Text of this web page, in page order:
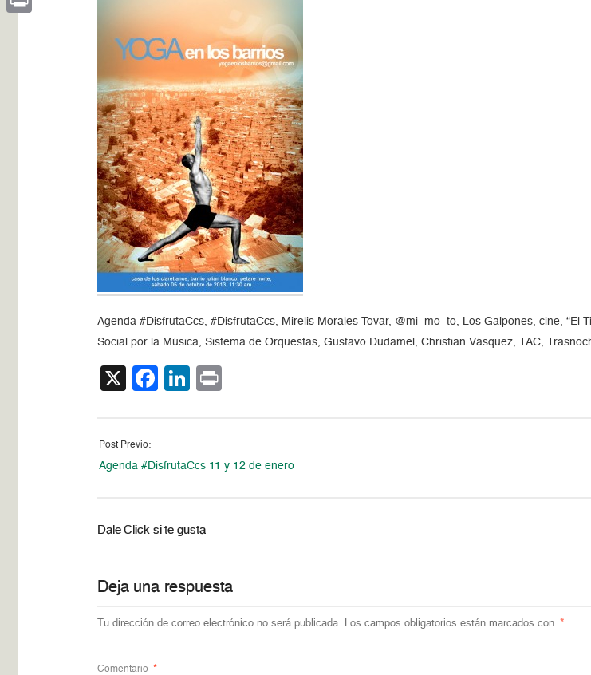
Agenda #DisfrutaCcs, #DisfrutaCcs, Mirelis Morales Tovar, @mi_mo_to, Los Galpones, cine, “El
Social por la Música, Sistema de Orquestas, Gustavo Dudamel, Christian Vásquez, TAC,
X Facebook
LinkedIn
Post Previo:
Agenda #DisfrutaCcs 11 y 12 de enero
Dale Click si te gusta
Deja una respuesta
Tu dirección de correo electrónico no será publicada. Los campos obligatorios están marcados con *
Comentario *